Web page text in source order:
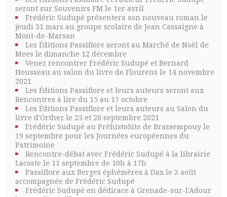
seront sur Souvenirs FM le 1er avril
Frédéric Sudupé présentera son nouveau roman le
jeudi 31 mars au groupe scolaire de Jean Cassaigne à
Mont-de-Marsan
Les Éditions Passiflore seront au Marché de Noël de
Mees le dimanche 12 décembre
Venez rencontrer Frédéric Sudupé et Bernard
Housseau au salon du livre de Flourens le 14 novembre
2021
Les Éditions Passiflore et leurs auteurs seront aux
Rencontres à lire du 15 au 17 octobre
Les Éditions Passiflore et leurs auteurs au Salon du
livre d'Orthez le 25 et 26 septembre 2021
Frédéric Sudupé au PréhistoSite de Brassempouy le
19 septembre pour les Journées européennes du
Patrimoine
Rencontre-débat avec Frédéric Sudupé à la librairie
Lacoste le 11 septembre de 10h à 17h
Passiflore aux Berges éphémères à Dax le 3 août
accompagnée de Frédéric Sudupé
Frédéric Sudupé en dédicace à Grenade-sur-l'Adour